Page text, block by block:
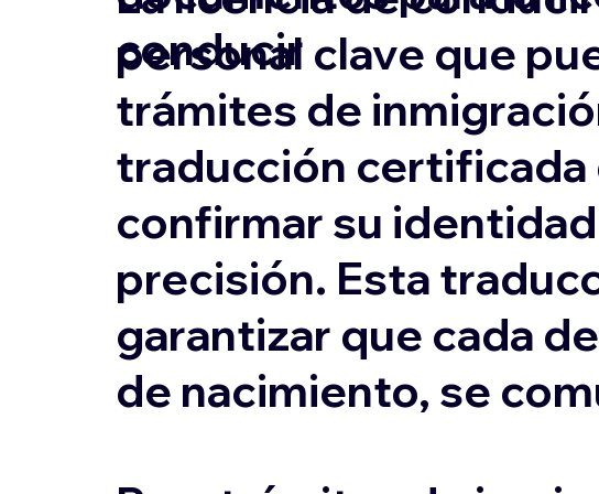
conducir
personal clave que
trámites de
traducción certificada
confirmar su
precisión. Esta
garantizar que cada
de nacimiento, se